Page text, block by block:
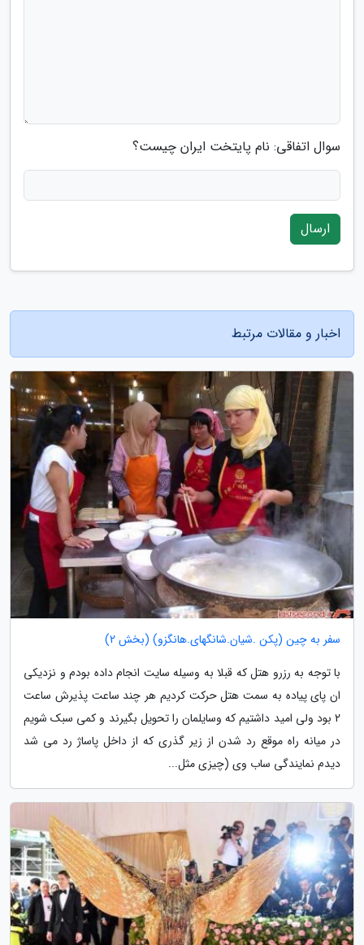
سوال اتفاقی: نام پایتخت ایران چیست؟
ارسال
اخبار و مقالات مرتبط
سفر به چین (پکن .شیان.شانگهای.هانگزو) (بخش 2)
با توجه به رزرو هتل که قبلا به وسیله سایت انجام داده بودم و نزدیکی
ان پای پیاده به سمت هتل حرکت کردیم هر چند ساعت پذیرش ساعت
2 بود ولی امید داشتیم که وسایلمان را تحویل بگیرند و کمی سبک شویم
در میانه راه موقع رد شدن از زیر گذری که از داخل پاساژ رد می شد
دیدم نمایندگی ساب وی (چیزی مثل...